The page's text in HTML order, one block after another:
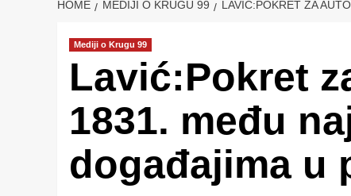
HOME MEDIJI O KRUGU 99 LAVIĆ:POKRET ZA
Mediji o Krugu 99
Lavić:Pokret
1831. među
događajima u